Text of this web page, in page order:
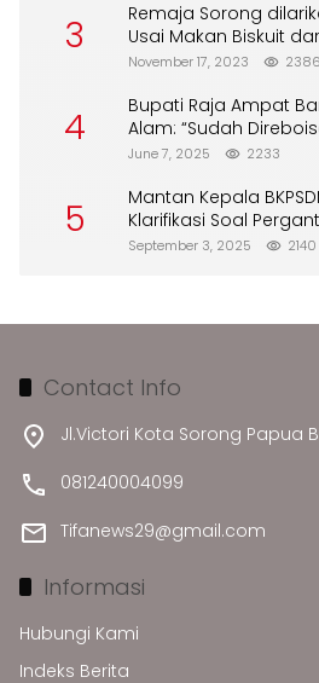
3
Remaja Sorong
Usai
November 17, 2023 2386
4
Bupati Raja Ampat
Alam: “Sudah
Merusak Lingkungan”
June 7, 2025 2233
5
Mantan Kepala
Klarifikasi Soal
September 3, 2025 2140
Contact Info
Jl.Victori Kota Sorong Papua
081240004099
Tifanews29@gmail.com
Informasi
Hubungi Kami
Indeks Berita